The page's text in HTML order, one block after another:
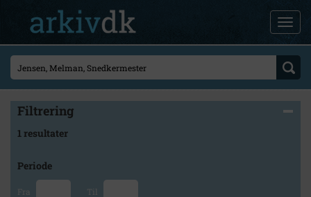
Filtrering
1 resultater
Periode
Fra Til